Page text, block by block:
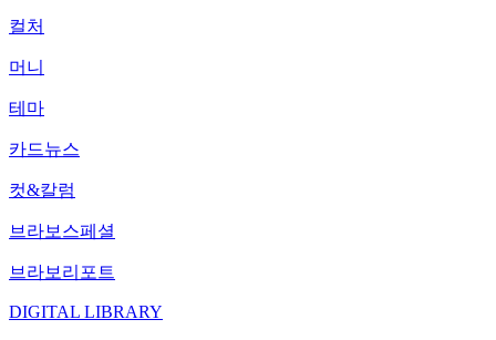
컬처
머니
테마
카드뉴스
컷&칼럼
브라보스페셜
브라보리포트
DIGITAL LIBRARY